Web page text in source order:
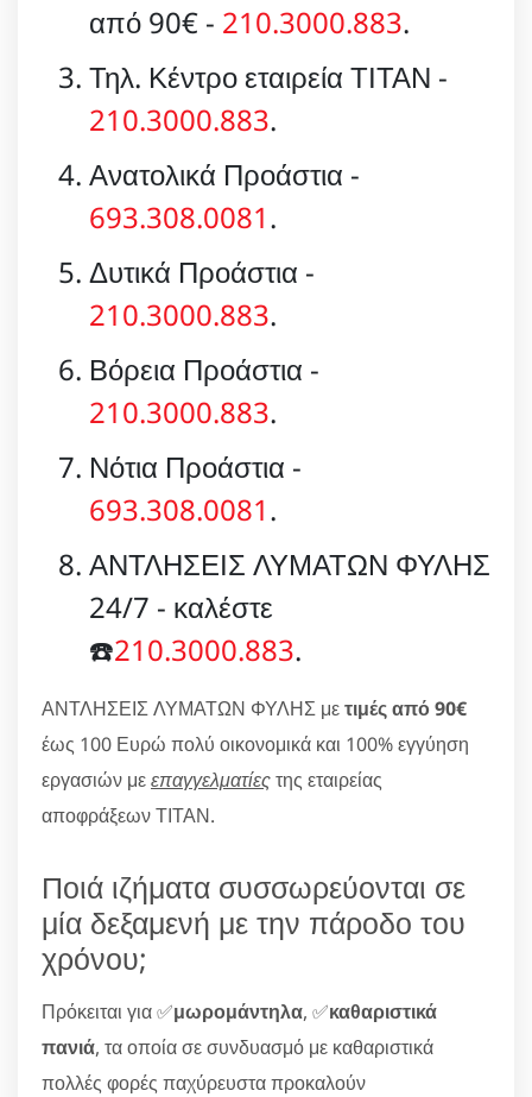
από 90€ - 210.3000.883.
Τηλ. Κέντρο εταιρεία ΤΙΤΑΝ -
210.3000.883.
Ανατολικά Προάστια -
693.308.0081.
Δυτικά Προάστια -
210.3000.883.
Βόρεια Προάστια -
210.3000.883.
Νότια Προάστια -
693.308.0081.
ΑΝΤΛΗΣΕΙΣ ΛΥΜΑΤΩΝ ΦΥΛΗΣ
24/7 - καλέστε
☎️210.3000.883.
ΑΝΤΛΗΣΕΙΣ ΛΥΜΑΤΩΝ ΦΥΛΗΣ μετιμές από 90€
έως 100 Ευρώ πολύ οικονομικά και 100% εγγύηση
εργασιών μεεπαγγελματίεςτης εταιρείας
αποφράξεων ΤΙΤΑΝ.
Ποιά ιζήματα συσσωρεύονται σε
μία δεξαμενή με την πάροδο του
χρόνου;
Πρόκειται για ✅μωρομάντηλα, ✅καθαριστικά
πανιά, τα οποία σε συνδυασμό με καθαριστικά
πολλές φορές παχύρευστα προκαλούν